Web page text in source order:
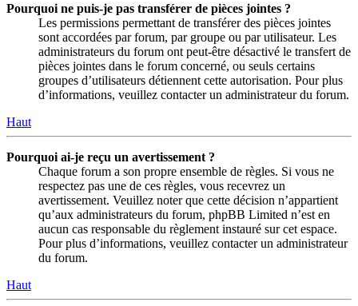
Pourquoi ne puis-je pas transférer de pièces jointes ?
Les permissions permettant de transférer des pièces jointes
sont accordées par forum, par groupe ou par utilisateur. Les
administrateurs du forum ont peut-être désactivé le transfert de
pièces jointes dans le forum concerné, ou seuls certains
groupes d’utilisateurs détiennent cette autorisation. Pour plus
d’informations, veuillez contacter un administrateur du forum.
Haut
Pourquoi ai-je reçu un avertissement ?
Chaque forum a son propre ensemble de règles. Si vous ne
respectez pas une de ces règles, vous recevrez un
avertissement. Veuillez noter que cette décision n’appartient
qu’aux administrateurs du forum, phpBB Limited n’est en
aucun cas responsable du règlement instauré sur cet espace.
Pour plus d’informations, veuillez contacter un administrateur
du forum.
Haut